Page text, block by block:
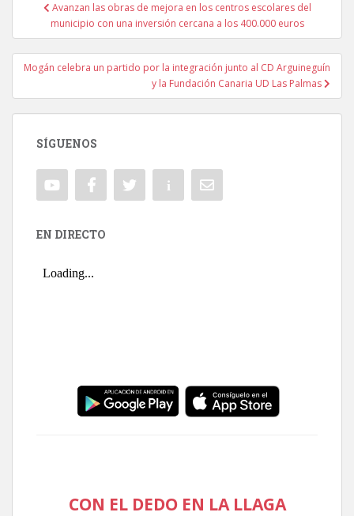
Navegación de entradas
Avanzan las obras de mejora en los centros escolares del
municipio con una inversión cercana a los 400.000 euros
Mogán celebra un partido por la integración junto al CD Arguineguín
y la Fundación Canaria UD Las Palmas
SÍGUENOS
EN DIRECTO
CON EL DEDO EN LA LLAGA